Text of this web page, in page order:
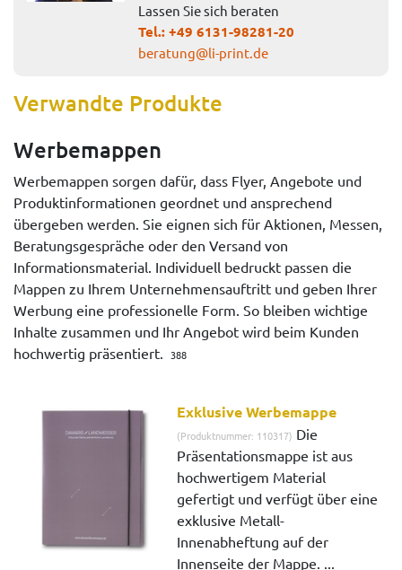
Lassen Sie sich beraten
Tel.:+49 6131-98281-20
beratung@li-print.de
Verwandte Produkte
Werbemappen
Werbemappen sorgen dafür, dass Flyer, Angebote und
Produktinformationen geordnet und ansprechend
übergeben werden. Sie eignen sich für Aktionen, Messen,
Beratungsgespräche oder den Versand von
Informationsmaterial. Individuell bedruckt passen die
Mappen zu Ihrem Unternehmensauftritt und geben Ihrer
Werbung eine professionelle Form. So bleiben wichtige
Inhalte zusammen und Ihr Angebot wird beim Kunden
hochwertig präsentiert.
388
Exklusive Werbemappe
(Produktnummer: 110317) Die
Präsentationsmappe ist aus
hochwertigem Material
gefertigt und verfügt über eine
exklusive Metall-
Innenabheftung auf der
Innenseite der Mappe. ...